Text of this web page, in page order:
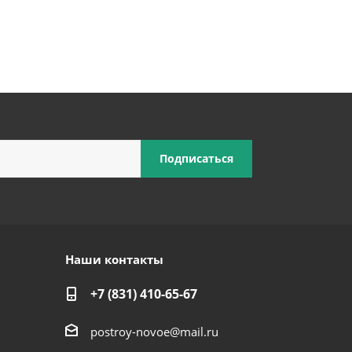
Наши контакты
+7 (831) 410-65-67
postroy-novoe@mail.ru